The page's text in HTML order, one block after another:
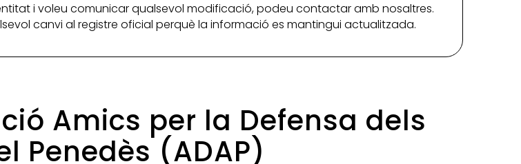
i voleu comunicar qualsevol modificació, podeu contactar amb nosaltres.
canvi al registre oficial perquè la informació es mantingui actualitzada.
Amics per la Defensa dels
Penedès (ADAP)